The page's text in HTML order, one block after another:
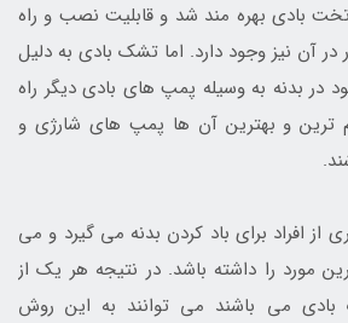
بادی بهره مند شد و قابلیت نصب و راه
آن نیز وجود دارد. اما تشک بادی به دلیل
در بدنه به وسیله پمپ های بادی دیگر راه
ترین و بهترین آن ها پمپ های شارژی و
از افراد برای باد کردن بدنه می گیرد و می
مورد را داشته باشد. در نتیجه هر یک از
می باشند می توانند به این روش